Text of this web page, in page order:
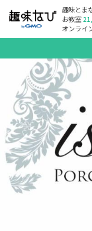
趣味とま
お教室
オンライ